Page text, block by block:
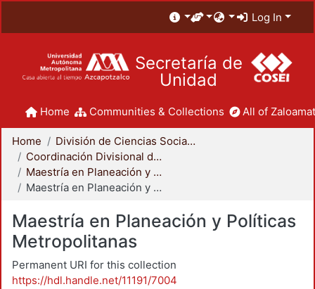
Log In
Secretaría de
Unidad
Home Communities & Collections All of
Home
División de Ciencias Sociales y Humanidades
Coordinación Divisional de Posgrado
Maestría en Planeación y Políticas Metropolitanas
Maestría en Planeación y Políticas Metropolitanas
Maestría en Planeación y Políticas
Metropolitanas
Permanent URI for this collection
https://hdl.handle.net/11191/7004